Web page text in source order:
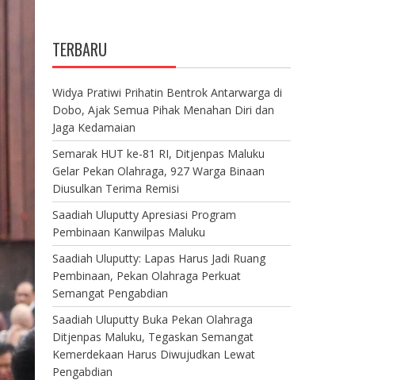
TERBARU
Widya Pratiwi Prihatin Bentrok Antarwarga di
Dobo, Ajak Semua Pihak Menahan Diri dan
Jaga Kedamaian
Semarak HUT ke-81 RI, Ditjenpas Maluku
Gelar Pekan Olahraga, 927 Warga Binaan
Diusulkan Terima Remisi
Saadiah Uluputty Apresiasi Program
Pembinaan Kanwilpas Maluku
Saadiah Uluputty: Lapas Harus Jadi Ruang
Pembinaan, Pekan Olahraga Perkuat
Semangat Pengabdian
Saadiah Uluputty Buka Pekan Olahraga
Ditjenpas Maluku, Tegaskan Semangat
Kemerdekaan Harus Diwujudkan Lewat
Pengabdian